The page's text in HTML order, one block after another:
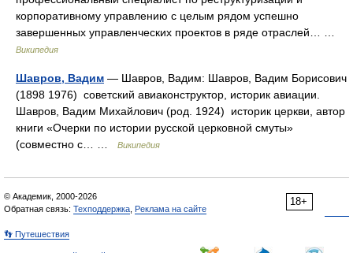
корпоративному управлению с целым рядом успешно
завершенных управленческих проектов в ряде отраслей… …
Википедия
Шавров, Вадим — Шавров, Вадим: Шавров, Вадим Борисович
(1898 1976) советский авиаконструктор, историк авиации.
Шавров, Вадим Михайлович (род. 1924) историк церкви, автор
книги «Очерки по истории русской церковной смуты»
(совместно с… …
Википедия
18+
© Академик, 2000-2026
Обратная связь: Техподдержка Реклама на сайте
👣 Путешествия